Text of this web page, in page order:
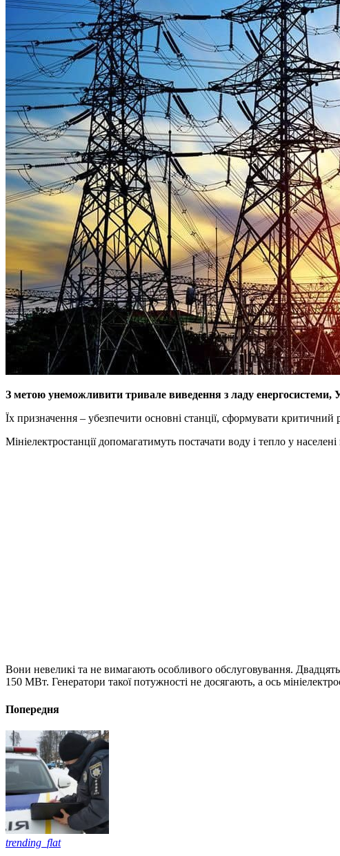
З метою унеможливити тривале виведення з ладу енергосистеми,
Їх призначення – убезпечити основні станції, сформувати критичний
Мініелектростанції допомагатимуть постачати воду і тепло у
Вони невеликі та не вимагають особливого обслуговування.
150 МВт. Генератори такої потужності не досягають, а ось
Попередня
trending_flat